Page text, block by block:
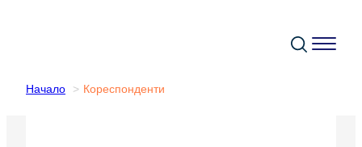
Начало Кореспонденти